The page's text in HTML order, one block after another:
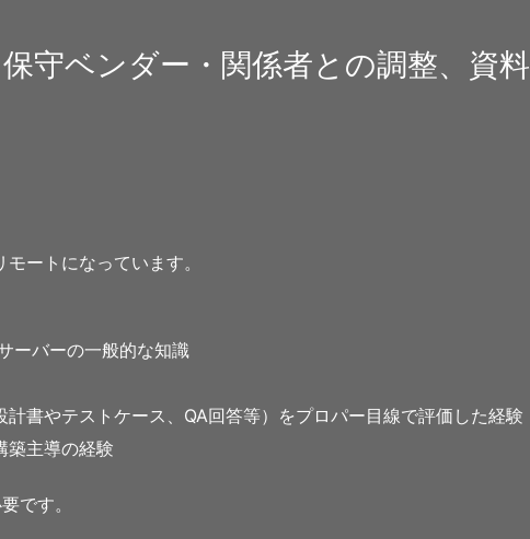
保守ベンダー・関係者との調整、資料
ートになっています。
ーバーの一般的な知識
書やテストケース、QA回答等）をプロパー目線で評価した経験
築主導の経験
です。